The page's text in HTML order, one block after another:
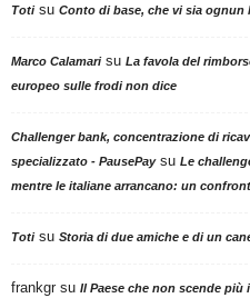
Totisu Conto di base, che vi sia ognun
Marco Calamarisu La favola del
europeo sulle frodi non dice
Challenger bank, concentrazione di
specializzato - PausePaysu Le
mentre le italiane arrancano: un
Totisu Storia di due amiche e di un
frankgr su Il Paese che non scende più